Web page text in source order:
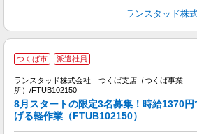
ランスタッド株
つくば市 派遣社員
ランスタッド株式会社 つくば支店（つくば事業
所）/FTUB102150
8月スタートの限定3名募集！時給1370円
げる軽作業（FTUB102150）